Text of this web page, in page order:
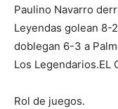
Paulino Navarro
Leyendas golean 8-
doblegan 6-3 a
Los Legendarios.EL
Rol de juegos.